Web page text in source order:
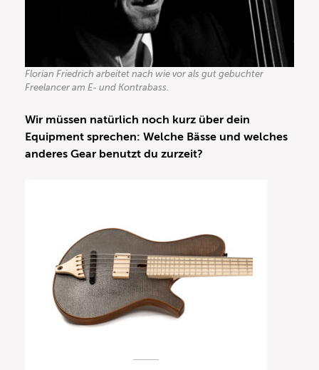
Florian Friedrich arbeitet nach wie vor als gut gebuchter
Freelancer am E- und Kontrabass.
Wir müssen natürlich noch kurz über dein
Equipment sprechen: Welche Bässe und welches
anderes Gear benutzt du zurzeit?